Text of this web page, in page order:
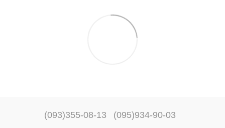
(093)355-08-13 (095)934-90-03